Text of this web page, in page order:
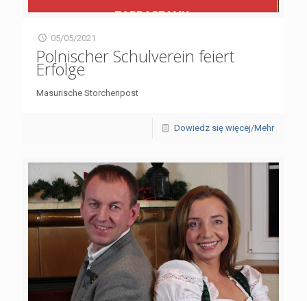
05/05/2021
Polnischer Schulverein feiert
Erfolge
Masurische Storchenpost
Dowiedz się więcej/Mehr